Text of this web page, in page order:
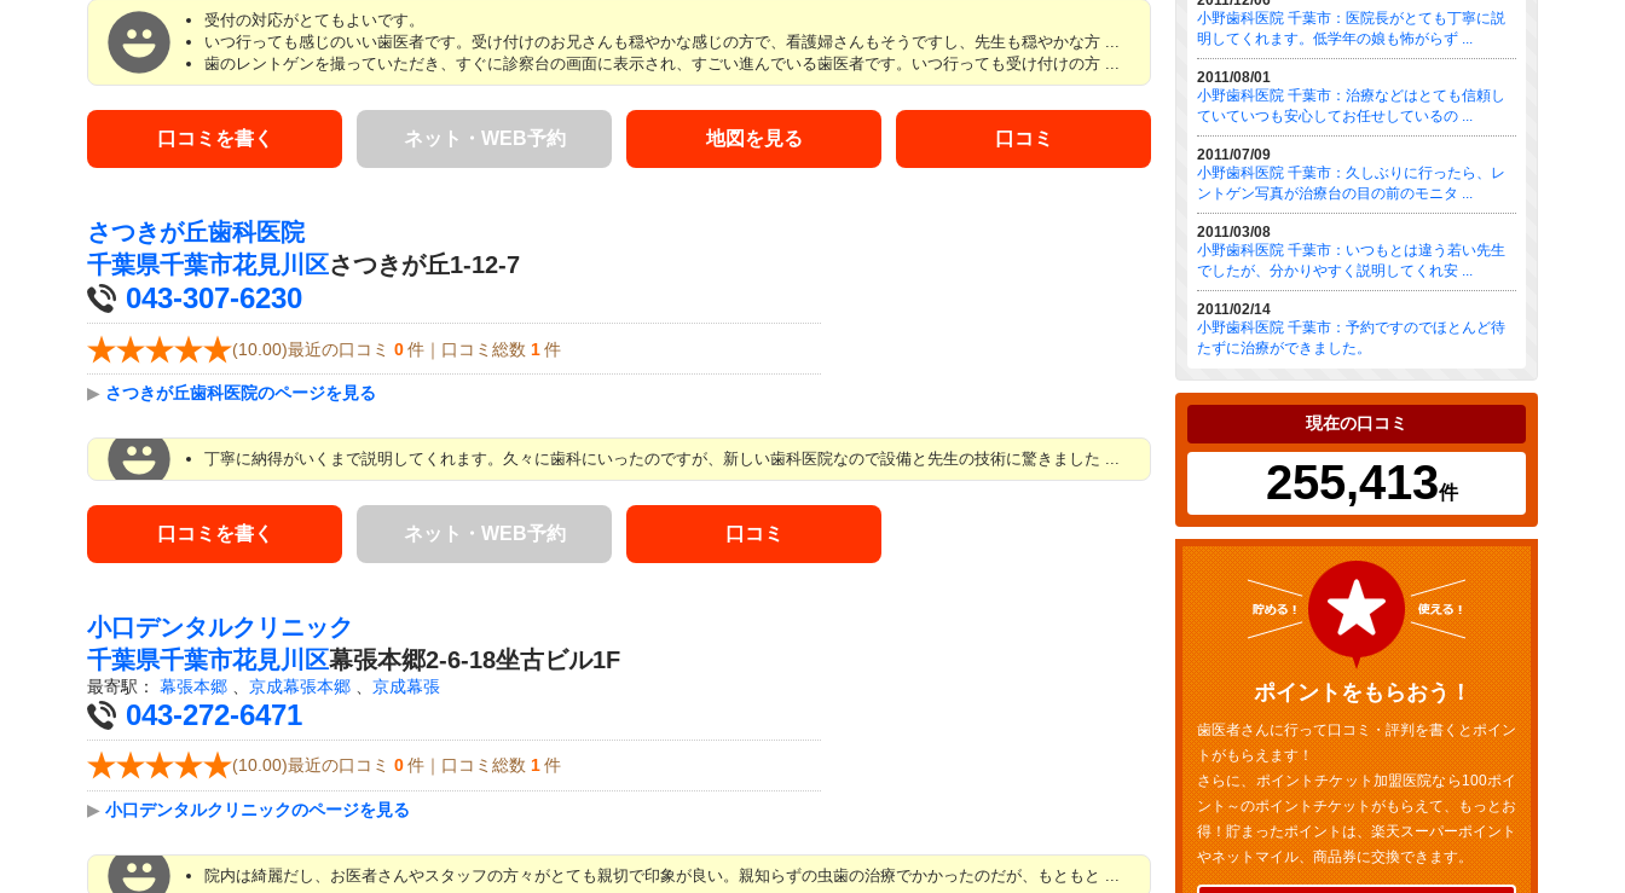
受付の対応がとてもよいです。
いつ行っても感じのいい歯医者です。受け付けのお兄さんも穏やかな感じの方で、看護婦さんもそうですし、先生も穏やかな方 ...
歯のレントゲンを撮っていただき、すぐに診察台の画面に表示され、すごい進んでいる歯医者です。いつ行っても受け付けの方 ...
口コミを書く ネット・WEB予約 地図を見る 口コミ
さつきが丘歯科医院
千葉県千葉市花見川区さつきが丘1-12-7
043-307-6230
(10.00)最近の口コミ 0 件｜口コミ総数 1 件
▶ さつきが丘歯科医院のページを見る
丁寧に納得がいくまで説明してくれます。久々に歯科にいったのですが、新しい歯科医院なので設備と先生の技術に驚きました ...
口コミを書く ネット・WEB予約 口コミ
小口デンタルクリニック
千葉県千葉市花見川区幕張本郷2-6-18坐古ビル1F
最寄駅： 幕張本郷 京成幕張本郷 京成幕張
043-272-6471
(10.00)最近の口コミ 0 件｜口コミ総数 1 件
▶ 小口デンタルクリニックのページを見る
院内は綺麗だし、お医者さんやスタッフの方々がとても親切で印象が良い。親知らずの虫歯の治療でかかったのだが、もともと ...
小野歯科医院 千葉市：医院長がとても丁寧に説
明してくれます。低学年の娘も怖がらず ...
2011/08/01
小野歯科医院 千葉市：治療などはとても信頼し
ていていつも安心してお任せしているの ...
2011/07/09
小野歯科医院 千葉市：久しぶりに行ったら、レ
ントゲン写真が治療台の目の前のモニタ ...
2011/03/08
小野歯科医院 千葉市：いつもとは違う若い先生
でしたが、分かりやすく説明してくれ安 ...
2011/02/14
小野歯科医院 千葉市：予約ですのでほとんど待
たずに治療ができました。
現在の口コミ
255,413件
ポイントをもらおう！
歯医者さんに行って口コミ・評判を書くとポイン
トがもらえます！
さらに、ポイントチケット加盟医院なら100ポイ
ント～のポイントチケットがもらえて、もっとお
得！貯まったポイントは、楽天スーパーポイント
やネットマイル、商品券に交換できます。